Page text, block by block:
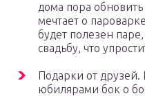
дома пора
мечтает о
будет полезен
свадьбу, что
Подарки от
юбилярами бок о